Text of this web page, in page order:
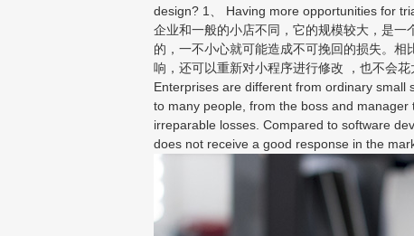
design? 1、 Having more opportunities for
企业和一般的小店不同，它的规模较大，是
的，一不小心就可能造成不可挽回的损失。
响，还可以重新对小程序进行修改 ，也不会花
Enterprises are different from ordinary
to many people, from the boss and
irreparable losses. Compared to software
does not receive a good response in the